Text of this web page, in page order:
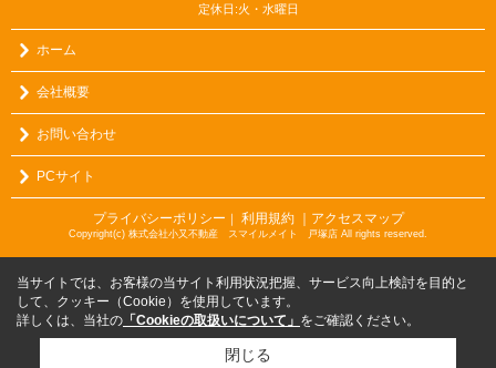
定休日:火・水曜日
ホーム
会社概要
お問い合わせ
PCサイト
プライバシーポリシー ｜ 利用規約 ｜アクセスマップ
Copyright(c) 株式会社小又不動産 スマイルメイト 戸塚店 All rights reserved.
当サイトでは、お客様の当サイト利用状況把握、サービス向上検討を目的と
して、クッキー（Cookie）を使用しています。
詳しくは、当社の 「Cookieの取扱いについて」 をご確認ください。
閉じる